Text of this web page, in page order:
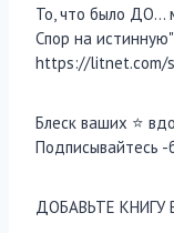
То, что было ДО…
Спор на истинную"
https://litnet.com/
Блеск ваших ⭐
ДОБАВЬТЕ КНИГУ